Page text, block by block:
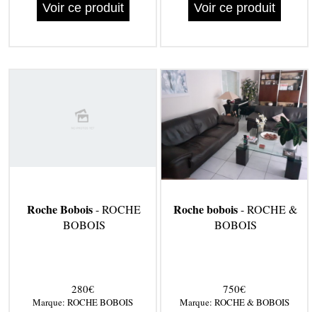
Voir ce produit
Voir ce produit
Roche Bobois- ROCHE
BOBOIS
280€
Marque: ROCHE BOBOIS
Roche bobois- ROCHE &
BOBOIS
750€
Marque: ROCHE & BOBOIS